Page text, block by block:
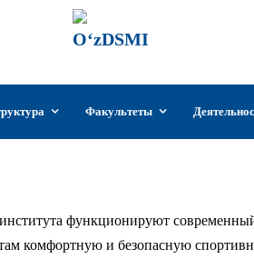
Факультеты
функционируют
комфортную и безопасную